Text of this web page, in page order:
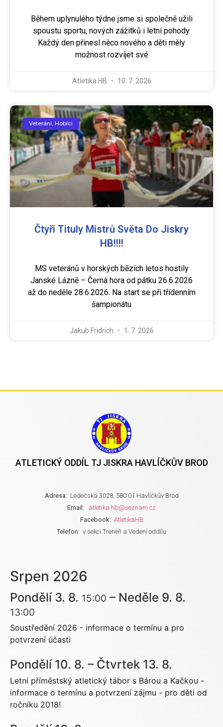
Během uplynulého týdne jsme si společně užili
spoustu sportu, nových zážitků i letní pohody.
Každý den přinesl něco nového a děti měly
možnost rozvíjet své
Atletika HB 10. 7. 2026
Veteráni, Hobíci
Čtyři Tituly Mistrů Světa Do Jiskry
HB!!!!
MS veteránů v horských bězích letos hostily
Janské Lázně – Černá hora od pátku 26.6.2026
až do neděle 28.6.2026. Na start se při třídenním
šampionátu
Jakub Fridrich 1. 7. 2026
ATLETICKÝ ODDÍL TJ JISKRA HAVLÍČKŮV BROD
Adresa: Ledečská 3028, 580 01 Havlíčkův Brod
Email:
atletika.hb@seznam.cz
Facebook: AtletikaHB
Telefon: v sekci Trenéři a Vedení oddílu
Srpen 2026
Pondělí 3. 8. 15:00 – Neděle 9. 8.
13:00
Soustředění 2026 - informace o termínu a pro
potvrzení účasti
Pondělí 10. 8. – Čtvrtek 13. 8.
Letní příměstský atletický tábor s Bárou a Kačkou -
informace o termínu a potvrzení zájmu - pro děti od
ročníku 2018!